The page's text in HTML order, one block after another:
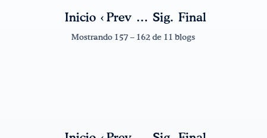
Inicio ‹ Prev … Sig. Final
Mostrando 157 – 162 de 11 blogs